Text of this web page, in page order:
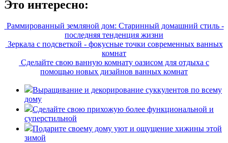
Это интересно:
Раммированный земляной дом: Старинный домашний стиль -
последняя тенденция жизни
Зеркала с подсветкой - фокусные точки современных ванных
комнат
Сделайте свою ванную комнату оазисом для отдыха с
помощью новых дизайнов ванных комнат
Выращивание и декорирование суккулентов по всему
дому
Сделайте свою прихожую более функциональной и
суперстильной
Подарите своему дому уют и ощущение хижины этой
зимой